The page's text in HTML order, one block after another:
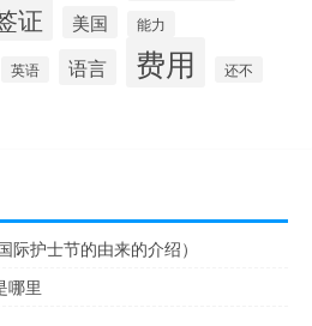
证 美国 能力
英语 语言 费用 还不
际护士节的由来的介绍）
哪里